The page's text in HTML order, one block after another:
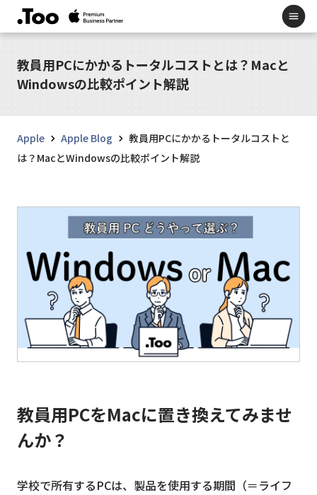
教員用PCにかかるトータルコストとは？Macと
Windowsの比較ポイント解説
Apple Apple Blog
教員用PCにかかるトータルコストと
は？MacとWindowsの比較ポイント解説
教員用PCをMacに置き換えてみませ
んか？
学校で所有するPCは、製品を使用する期間（＝ライフ